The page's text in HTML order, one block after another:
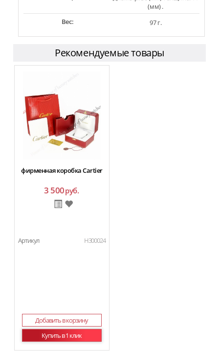
(мм) .
Вес:
97 г.
Рекомендуемые товары
фирменная коробка Cartier
3 500руб.
Артикул H300024
Добавить в корзину
Купить в 1 клик